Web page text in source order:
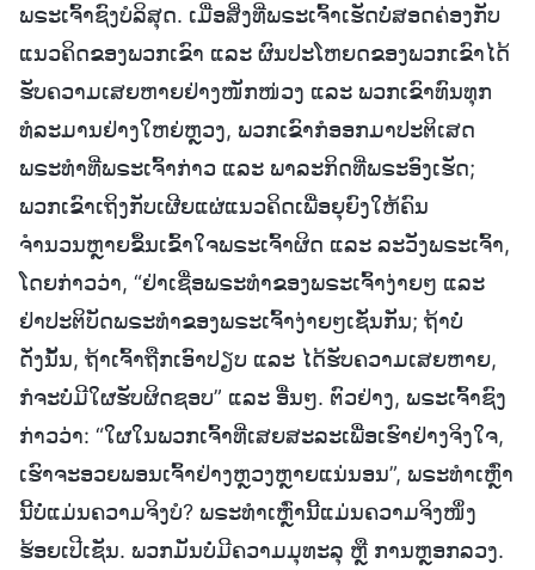
ພຣະເຈົ້າຊົງບໍລິສຸດ. ເມື່ອສິ່ງທີ່ພຣະເຈົ້າເຮັດບໍ່ສອດຄ່ອງກັບ
ແນວຄິດຂອງພວກເຂົາ ແລະ ຜົນປະໂຫຍດຂອງພວກເຂົາໄດ້
ຮັບຄວາມເສຍຫາຍຢ່າງໜັກໜ່ວງ ແລະ ພວກເຂົາທົນທຸກ
ທໍລະມານຢ່າງໃຫຍ່ຫຼວງ, ພວກເຂົາກໍອອກມາປະຕິເສດ
ພຣະທຳທີ່ພຣະເຈົ້າກ່າວ ແລະ ພາລະກິດທີ່ພຣະອົງເຮັດ;
ພວກເຂົາເຖິງກັບເຜີຍແຜ່ແນວຄິດເພື່ອຍຸຍົງໃຫ້ຄົນ
ຈຳນວນຫຼາຍຂຶ້ນເຂົ້າໃຈພຣະເຈົ້າຜິດ ແລະ ລະວັງພຣະເຈົ້າ,
ໂດຍກ່າວວ່າ, “ຢ່າເຊື່ອພຣະທຳຂອງພຣະເຈົ້າງ່າຍໆ ແລະ
ຢ່າປະຕິບັດພຣະທຳຂອງພຣະເຈົ້າງ່າຍໆເຊັ່ນກັນ; ຖ້າບໍ່
ດັ່ງນັ້ນ, ຖ້າເຈົ້າຖືກເອົາປຽບ ແລະ ໄດ້ຮັບຄວາມເສຍຫາຍ,
ກໍຈະບໍ່ມີໃຜຮັບຜິດຊອບ” ແລະ ອື່ນໆ. ຕົວຢ່າງ, ພຣະເຈົ້າຊົງ
ກ່າວວ່າ: “ໃຜໃນພວກເຈົ້າທີ່ເສຍສະລະເພື່ອເຮົາຢ່າງຈິງໃຈ,
ເຮົາຈະອວຍພອນເຈົ້າຢ່າງຫຼວງຫຼາຍແນ່ນອນ”, ພຣະທຳເຫຼົ່າ
ນີ້ບໍ່ແມ່ນຄວາມຈິງບໍ? ພຣະທຳເຫຼົ່ານີ້ແມ່ນຄວາມຈິງໜຶ່ງ
ຮ້ອຍເປີເຊັນ. ພວກມັນບໍ່ມີຄວາມມຸທະລຸ ຫຼື ການຫຼອກລວງ.